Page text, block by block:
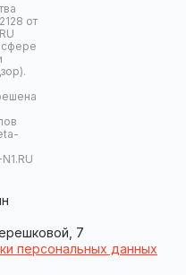
от
7
персональных данных